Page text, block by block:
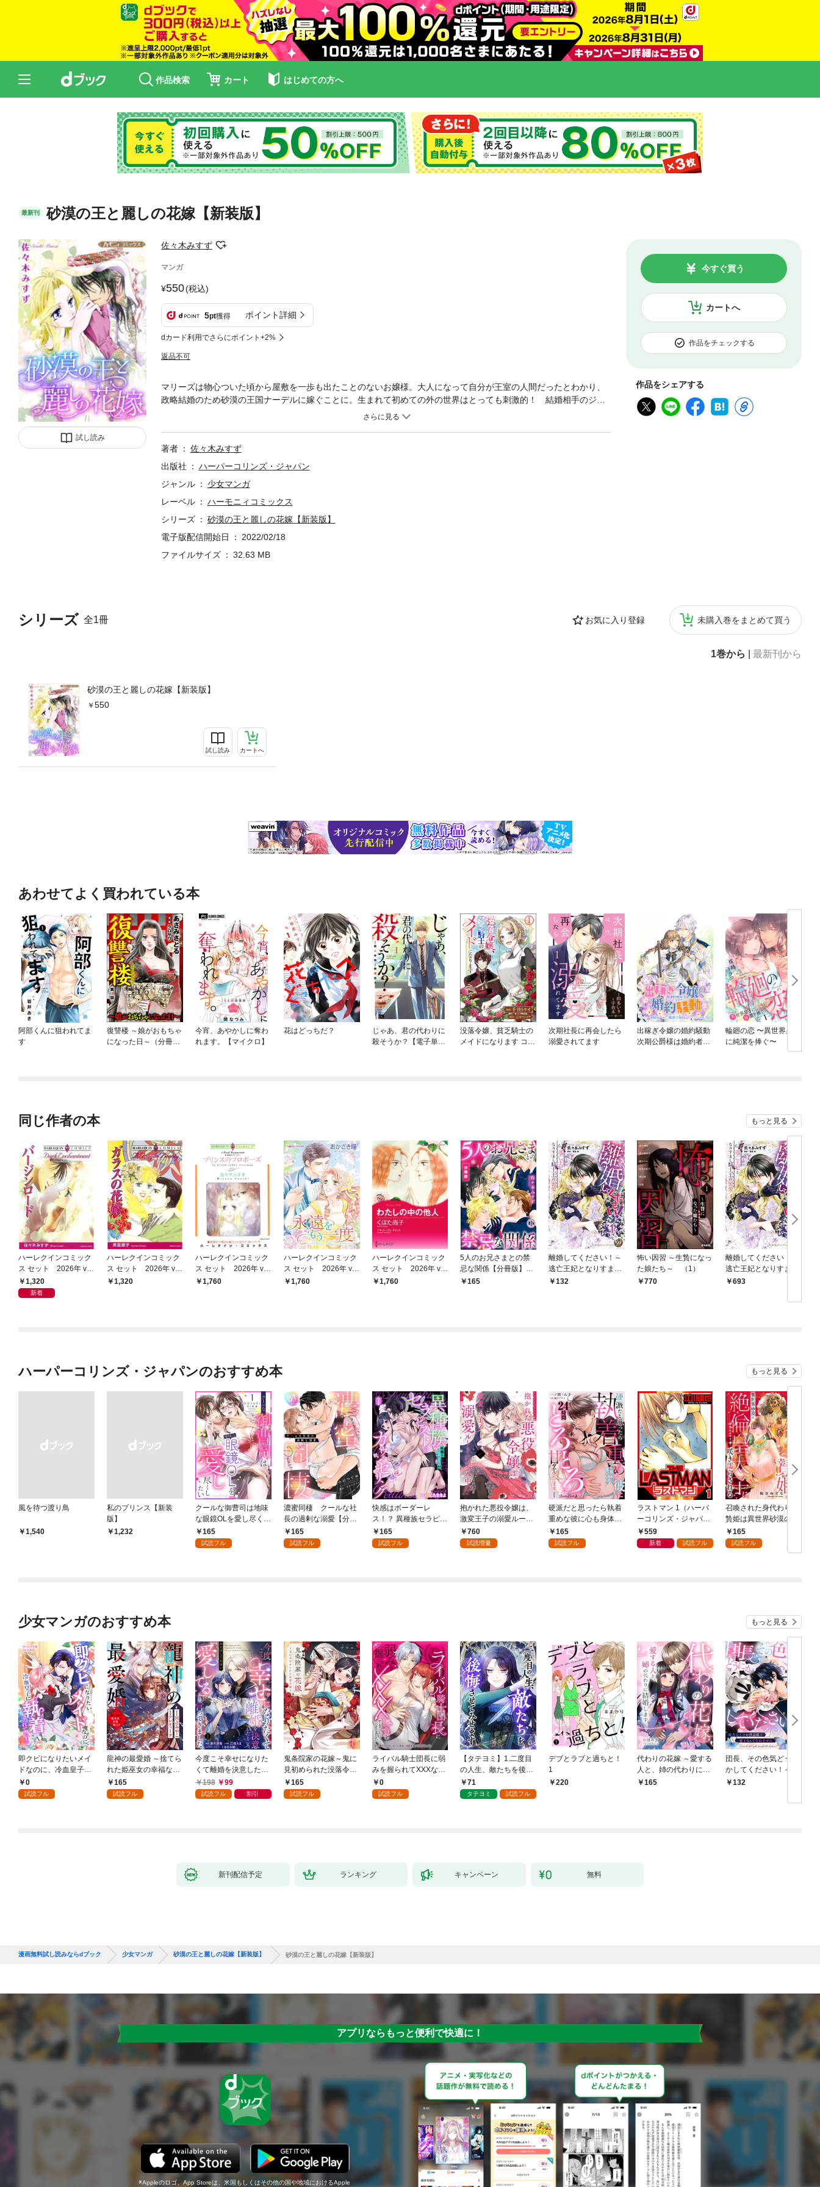
作品検索 カート はじめての方へ
最新刊 砂漠の王と麗しの花嫁【新装版】
試し読み
佐々木みすず
マンガ
550(税込)
5pt獲得 ポイント詳細
dカード利用でさらにポイント+2%
返品不可
カートへ
今すぐ買う
作品をチェックする
作品をシェアする
シリーズ 全1冊 お気に入り登録 未購入巻をまとめて買う
1巻から 最新刊から
砂漠の王と麗しの花嫁【新装版】
550
試し読み カートへ
マリーズは物心ついた頃から屋敷を一歩も出たことのないお嬢様。大人になって自分が王室の人間だったとわかり、
政略結婚のため砂漠の王国ナーデルに嫁ぐことに。生まれて初めての外の世界はとっても刺激的！ 結婚相手のジャ
バードにも次第に惹かれていく。しかし、ミステリアスな彼の気持ちがわからなくて──…。※本作品は過去に宙出版
著者
佐々木みすず
出版社
ハーパーコリンズ・ジャパン
ジャンル
少女マンガ
レーベル
ハーモニィコミックス
シリーズ
砂漠の王と麗しの花嫁【新装版】
電子版配信開始日
2022/02/18
ファイルサイズ
32.63 MB
あわせてよく買われている本
阿部くんに狙われてま
す
復讐楼 ～娘がおもちゃ
になった日～（分冊
今宵、あやかしに奪わ
れます。【マイクロ】
花はどっちだ？
じゃあ、君の代わりに
殺そうか？【電子単行
没落令嬢、貧乏騎士の
メイドになります コミ
次期社長に再会したら
溺愛されてます
出稼ぎ令嬢の婚約騒動
次期公爵様は婚約者に
輪廻の恋 〜異世界皇子
に純潔を捧ぐ〜
同じ作者の本 もっと見る
ハーレクインコミック
ス セット 2026年 vo
l.1013
1,320
新着
ハーレクインコミック
ス セット 2026年 vo
l.997
1,320
ハーレクインコミック
ス セット 2026年 vo
l.929
1,760
ハーレクインコミック
ス セット 2026年 vo
l.912
1,760
ハーレクインコミック
ス セット 2026年 vo
l.913
1,760
5人のお兄さまとの禁
忌な関係【分冊版】
（1）
165
離婚してください！～
逃亡王妃となりすまし
騎士王の蜜愛～【分冊
132
怖い因習 ～生贄になっ
た娘たち～ （1）
770
離婚してください！～
逃亡王妃となりすまし
騎士王の蜜愛～
693
ハーパーコリンズ・ジャパンのおすすめ本 もっと見る
風を待つ渡り鳥
￥1,540
私のプリンス【新装
版】
￥1,232
クールな御曹司は地味
な眼鏡OLを愛し尽くし
たい【分冊版】 1話
165
試読フル
濃蜜同棲 クールな社
長の過剰な溺愛【分冊
版】1話
165
試読フル
快感はボーダーレ
ス！？ 異種族セラピス
トのとろあまカウンセ
リング【分冊版】1話
165
試読フル
抱かれた悪役令嬢は、
激変王子の溺愛ルート
に突入中！？ 1【単
行本版 電子限定おまけ
760
試読増量
硬派だと思ったら執着
重めな彼に心も身体も
暴かれて２４時間とろ
とろに甘やかされてま
165
試読フル
ラストマン 1（ハーパ
ーコリンズ・ジャパン
×アルト出版）
559
新着 試読フル
召喚された身代わりの
贄姫は異世界砂漠の絶
倫皇太子に咲き濡らさ
れる【分冊版】1話
165
試読フル
少女マンガのおすすめ本 もっと見る
即クビになりたいメイ
ドなのに、冷血皇子に
執着されています第1
話
0
試読フル
龍神の最愛婚 ～捨てら
れた姫巫女の幸福な嫁
入り～: 1
165
試読フル
今度こそ幸せになりた
くて離婚を決意したと
ころ、無表情な旦那様
が「愛してる」と言っ
198 99
試読フル 割引
鬼条院家の花嫁～鬼に
見初められた没落令嬢
～１165
試読フル
ライバル騎士団長に弱
みを握られてXXXな勝
負をすることになりま
した第1話
0
試読フル
【タテヨミ】1.二度目
の人生、敵たちを後悔
させてみせます
71
タテヨミ 試読フル
デブとラブと過ちと！
1
220
代わりの花嫁 ～愛する
人と、姉の代わりに結
婚します～ 1
165
団長、その色気どうに
かしてください！～魔
力なしのお世話係は魅
132
新刊配信予定 ランキング キャンペーン 無料
漫画無料試し読みならdブック 少女マンガ 砂漠の王と麗しの花嫁【新装版】 砂漠の王と麗しの花嫁【新装版】
アプリならもっと便利で快適に！
Appleのロゴ、App Storeは、米国もしくはその他の国や地域におけるApple